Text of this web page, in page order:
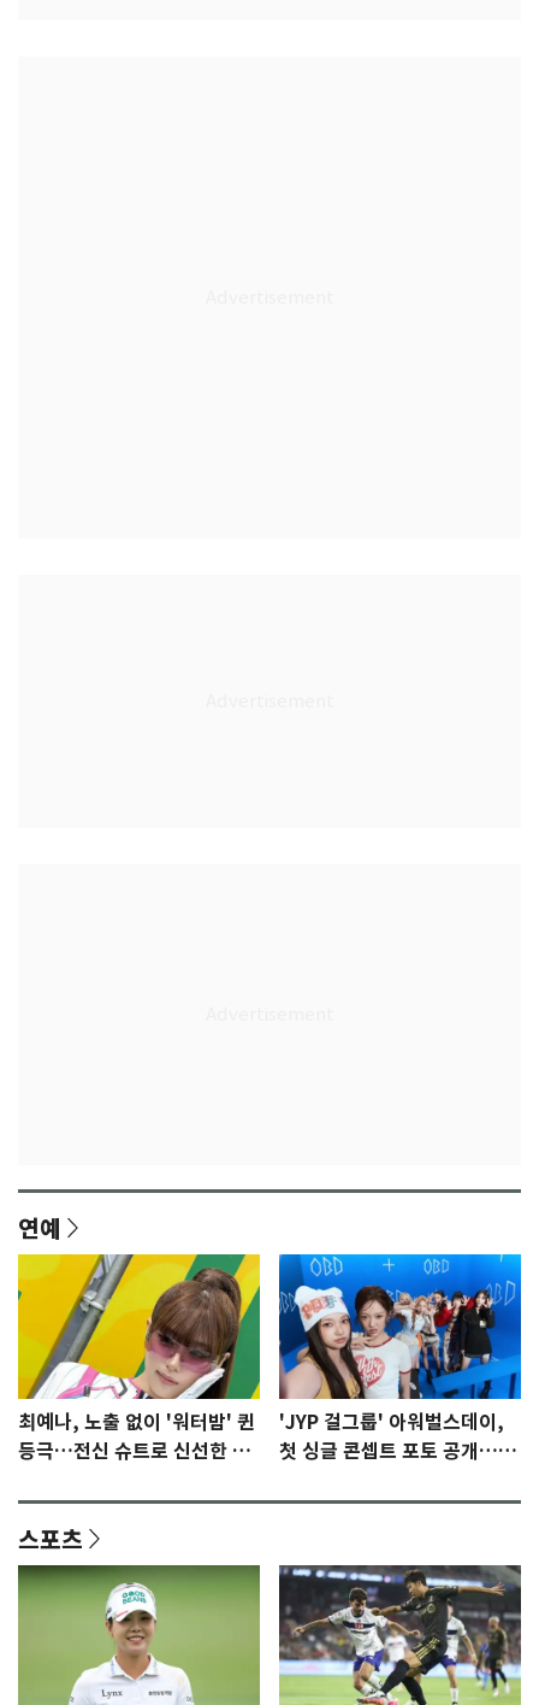
연예
최예나, 노출 없이 '워터밤' 퀸
등극…전신 슈트로 신선한 충
'JYP 걸그룹' 아워벌스데이,
첫 싱글 콘셉트 포토 공개…청
스포츠